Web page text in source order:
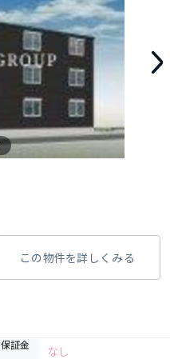
この物件を詳しくみる
保証金 なし